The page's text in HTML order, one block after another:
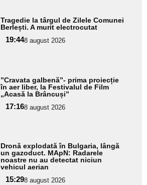
Tragedie la târgul de Zilele Comunei
Berlești. A murit electrocutat
19:448 august 2026
”Cravata galbenă”- prima proiecție
în aer liber, la Festivalul de Film
„Acasă la Brâncuși”
17:168 august 2026
Dronă explodată în Bulgaria, lângă
un gazoduct. MApN: Radarele
noastre nu au detectat niciun
vehicul aerian
15:298 august 2026